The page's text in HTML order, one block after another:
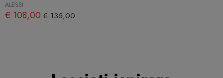
ALESSI
€ 108,00 € 135,00